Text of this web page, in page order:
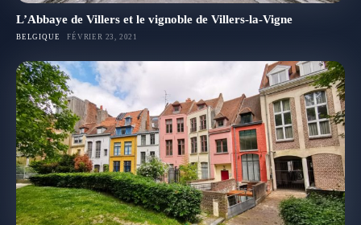
L’Abbaye de Villers et le vignoble de Villers-la-Vigne
BELGIQUE FÉVRIER 23, 2021